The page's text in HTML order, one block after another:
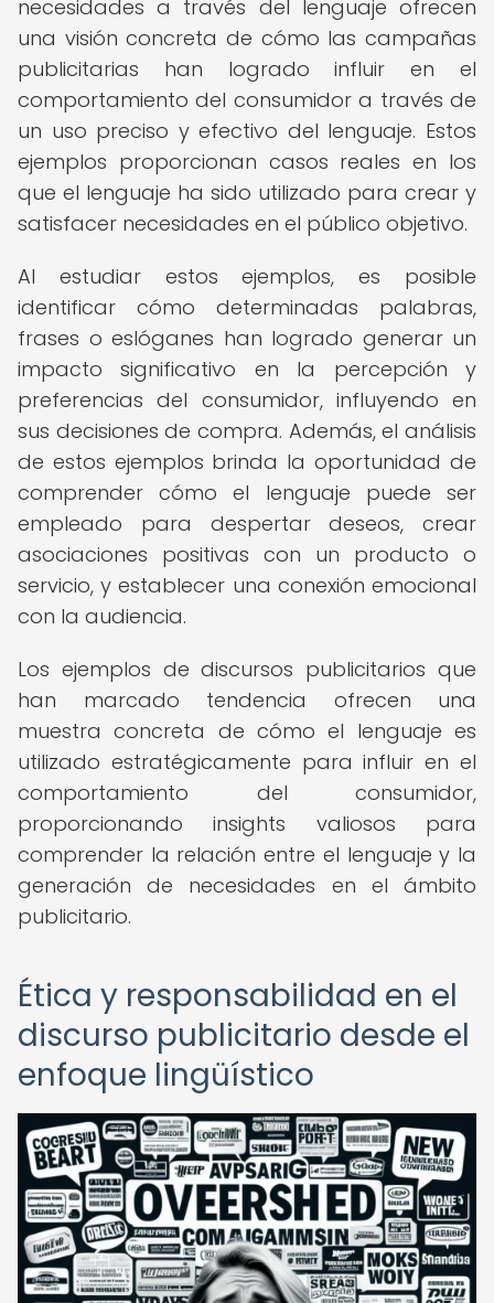
necesidades a través del lenguaje ofrecen
una visión concreta de cómo las campañas
publicitarias han logrado influir en el
comportamiento del consumidor a través de
un uso preciso y efectivo del lenguaje. Estos
ejemplos proporcionan casos reales en los
que el lenguaje ha sido utilizado para crear y
satisfacer necesidades en el público objetivo.
Al estudiar estos ejemplos, es posible
identificar cómo determinadas palabras,
frases o eslóganes han logrado generar un
impacto significativo en la percepción y
preferencias del consumidor, influyendo en
sus decisiones de compra. Además, el análisis
de estos ejemplos brinda la oportunidad de
comprender cómo el lenguaje puede ser
empleado para despertar deseos, crear
asociaciones positivas con un producto o
servicio, y establecer una conexión emocional
con la audiencia.
Los ejemplos de discursos publicitarios que
han marcado tendencia ofrecen una
muestra concreta de cómo el lenguaje es
utilizado estratégicamente para influir en el
comportamiento del consumidor,
proporcionando insights valiosos para
comprender la relación entre el lenguaje y la
generación de necesidades en el ámbito
publicitario.
Ética y responsabilidad en el
discurso publicitario desde el
enfoque lingüístico